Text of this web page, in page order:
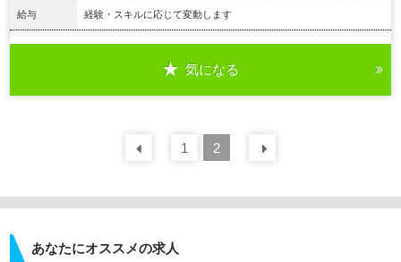
給与 経験・スキルに応じて変動します
気になる
前の 30
1 2
あなたにオススメの求人